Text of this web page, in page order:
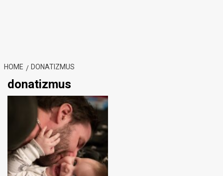
HOME DONATIZMUS
donatizmus